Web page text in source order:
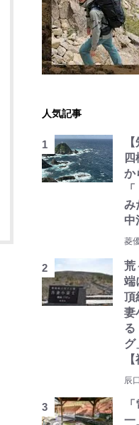
人気記事
か
み
中
菱
荒
端
頂
妻
る
グ
辰
一